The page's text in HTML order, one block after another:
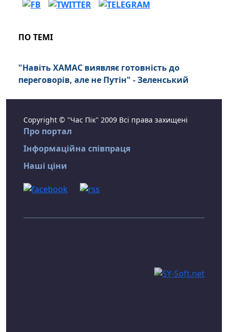
ПО ТЕМІ
"Навіть ХАМАС виявляє готовність до
переговорів, але не Путін" - Зеленський
Copyright © "Час Пік" 2009 Всі права захищені
Про портал
Інформаційна співпраця
Наші ціни